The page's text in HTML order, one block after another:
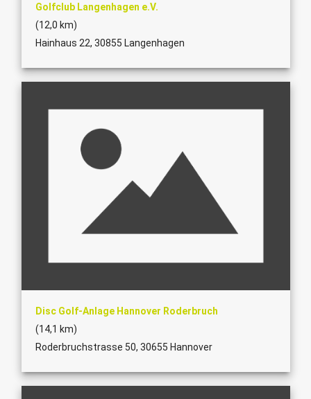
Golfclub Langenhagen e.V.
(12,0 km)
Hainhaus 22, 30855 Langenhagen
Disc Golf-Anlage Hannover Roderbruch
(14,1 km)
Roderbruchstrasse 50, 30655 Hannover